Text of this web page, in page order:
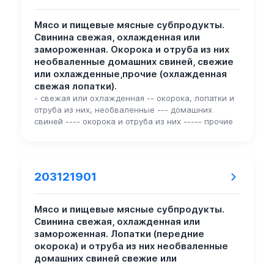
Мясо и пищевые мясные субпродукты.
Свинина свежая, охлажденная или
замороженная. Окорока и отруба из них
необваленные домашних свиней, свежие
или охлажденные,прочие (охлажденная
свежая лопатки).
- свежая или охлажденная -- окорока, лопатки и
отруба из них, необваленные --- домашних
свиней ---- окорока и отруба из них ----- прочие
203121901
Мясо и пищевые мясные субпродукты.
Свинина свежая, охлажденная или
замороженная. Лопатки (передние
окорока) и отруба из них необваленные
домашних свиней свежие или